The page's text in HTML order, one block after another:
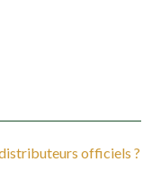
officiels ?